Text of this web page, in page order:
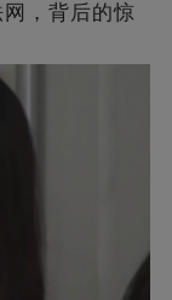
，背后的惊